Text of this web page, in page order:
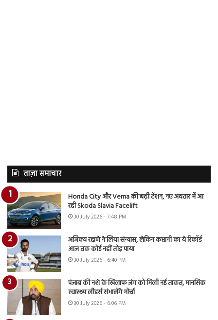
ताज़ा समाचार
Honda City और Verna की बढ़ी टेंशन, नए अवतार में आ
रही Skoda Slavia Facelift
30 July 2026 - 7:48 PM
अजिंक्य रहाणे ने लिया संन्यास, लेकिन कप्तानी का ये रिकॉर्ड
आज तक कोई नहीं तोड़ पाया
30 July 2026 - 6:40 PM
पंजाब की नशे के खिलाफ जंग को मिली नई ताकत, मानसिक
स्वास्थ्य लीडर्स संभालेंगे मोर्चा
30 July 2026 - 6:06 PM